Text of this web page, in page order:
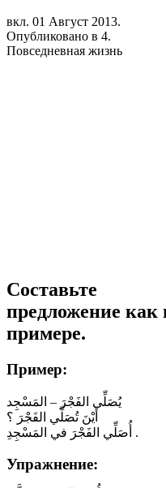
вкл. 01 Август 2013.
Опубликовано в 4.
Повседневная жизнь
Составьте
предложение как
примере.
Пример:
يُصَلِّي الفَجْرَ – المَسْجِد
أَيْنَ تُصَلِّي الفَجْرَ ؟
أُصَلِّي الفَجْرَ في المَسْجِدِ .
Упражнение: